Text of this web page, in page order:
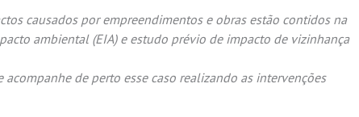
causados por empreendimentos e obras estão contidos na
ambiental (EIA) e estudo prévio de impacto de vizinhança
de perto esse caso realizando as intervenções